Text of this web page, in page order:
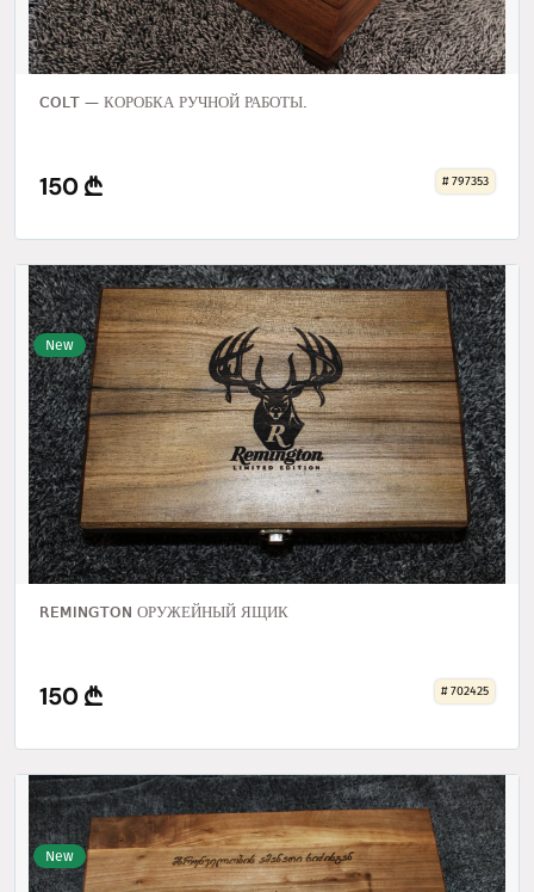
COLT — КОРОБКА РУЧНОЙ РАБОТЫ.
150 # 797353
New
REMINGTON ОРУЖЕЙНЫЙ ЯЩИК
150 # 702425
New